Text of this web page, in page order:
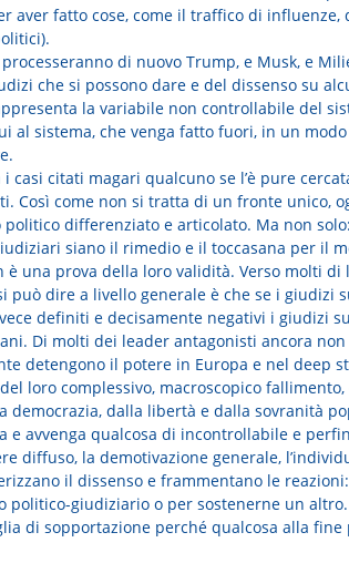
aver fatto cose, come il traffico di influenze,
di nuovo Trump, e Musk, e
che si possono dare e del dissenso su
la variabile non controllabile del
al sistema, che venga fatto fuori, in un modo
citati magari qualcuno se l’è pure
Così come non si tratta di un fronte unico,
differenziato e articolato. Ma non
siano il rimedio e il toccasana per il
una prova della loro validità. Verso molti di
può dire a livello generale è che se i giudizi
definiti e decisamente negativi i giudizi
Di molti dei leader antagonisti ancora
detengono il potere in Europa e nel deep
loro complessivo, macroscopico
dalla libertà e dalla sovranità
e avvenga qualcosa di incontrollabile e
diffuso, la demotivazione generale,
il dissenso e frammentano le
politico-giudiziario o per sostenerne un
di sopportazione perché qualcosa alla fine